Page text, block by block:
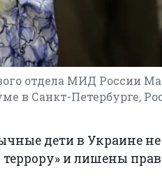
отдела МИД России
в Санкт-Петербурге,
дети в Украине
и лишены